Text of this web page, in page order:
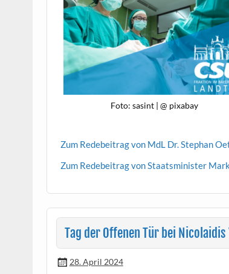
Foto: sasint | @ pixabay
Zum Rede­beitrag von MdL Dr. Stephan
Zum Rede­beitrag von Staatsmin­is­ter
Tag der Offenen Tür bei Nicolaidis
28. April 2024